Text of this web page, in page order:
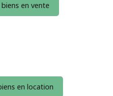
en vente
en location